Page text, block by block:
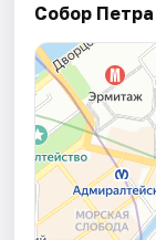
Собор